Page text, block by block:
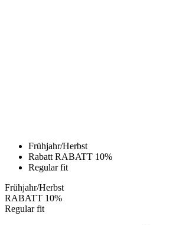
Frühjahr/Herbst
Rabatt RABATT 10%
Regular fit
Frühjahr/Herbst
RABATT 10%
Regular fit